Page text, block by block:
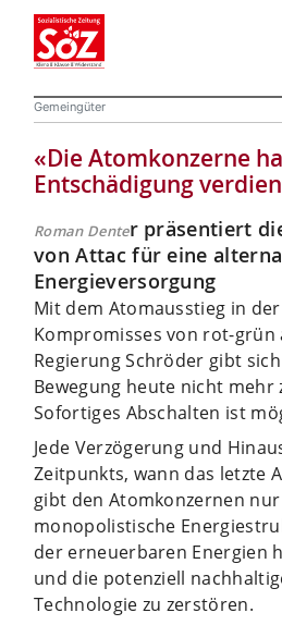
Gemeingüter
«Die Atomkonzerne
Entschädigung
Roman Denter präsentiert
von Attac für eine
Energieversorgung
Mit dem Atomausstieg in
Kompromisses von rot-grün
Regierung Schröder gibt
Bewegung heute nicht mehr
Sofortiges Abschalten ist
Jede Verzögerung und
Zeitpunkts, wann das letzte
gibt den Atomkonzernen
monopolistische
der erneuerbaren Energien
und die potenziell
Technologie zu zerstören.